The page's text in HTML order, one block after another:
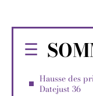
Hausse des
Datejust 36